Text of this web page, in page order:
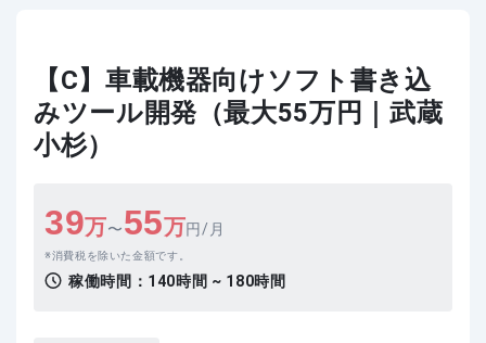
【C】車載機器向けソフト書き込
みツール開発（最大55万円｜武蔵
小杉）
39万〜55万円/月
消費税を除いた金額です。
稼働時間： 140時間 ~ 180時間